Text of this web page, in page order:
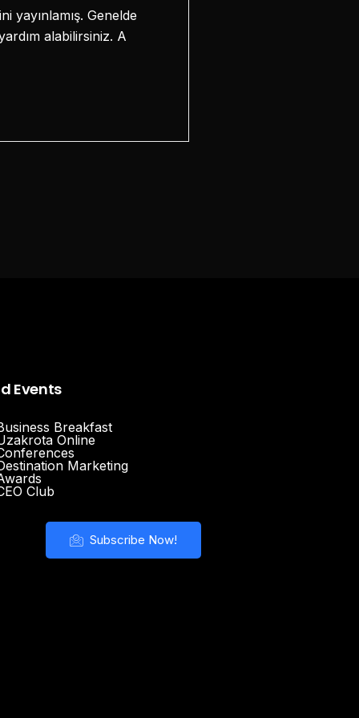
yayınlamış. Genelde
alabilirsiniz. A
Events
Breakfast
Online
Marketing
Club
Subscribe Now!